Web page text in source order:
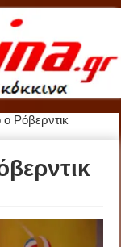
Ρόβερντικ